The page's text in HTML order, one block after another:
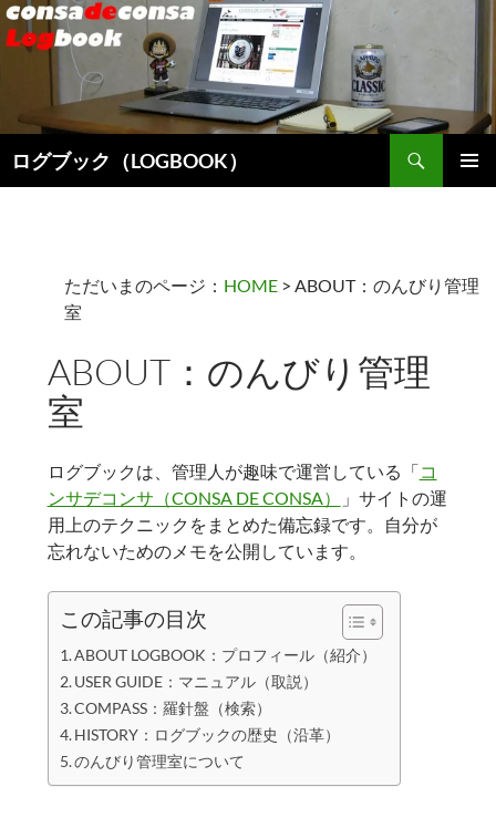
ログブック（LOGBOOK）
索
ただいまのページ： HOME > ABOUT：のんびり管理
室
ABOUT：のんびり管理
室
ログブックは、管理人が趣味で運営している「コ
ンサデコンサ（CONSA DE CONSA）
」サイトの運
用上のテクニックをまとめた備忘録です。自分が
忘れないためのメモを公開しています。
この記事の目次
ABOUT LOGBOOK：プロフィール（紹介）
USER GUIDE：マニュアル（取説）
COMPASS：羅針盤（検索）
HISTORY：ログブックの歴史（沿革）
のんびり管理室について